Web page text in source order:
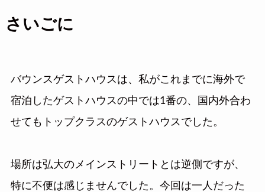
さいごに
バウンスゲストハウスは、私がこれまでに海外で
宿泊したゲストハウスの中では1番の、国内外合わ
せてもトップクラスのゲストハウスでした。
場所は弘大のメインストリートとは逆側ですが、
特に不便は感じませんでした。今回は一人だった